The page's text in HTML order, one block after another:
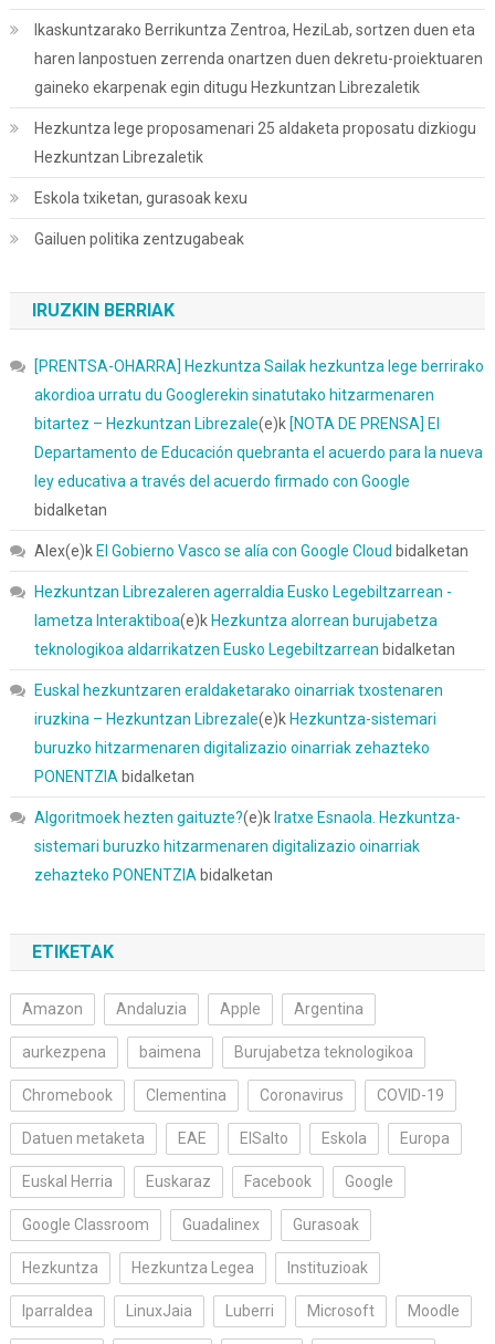
Ikaskuntzarako Berrikuntza Zentroa, HeziLab, sortzen duen eta
haren lanpostuen zerrenda onartzen duen dekretu-proiektuaren
gaineko ekarpenak egin ditugu Hezkuntzan Librezaletik
Hezkuntza lege proposamenari 25 aldaketa proposatu dizkiogu
Hezkuntzan Librezaletik
Eskola txiketan, gurasoak kexu
Gailuen politika zentzugabeak
IRUZKIN BERRIAK
[PRENTSA-OHARRA] Hezkuntza Sailak hezkuntza lege berrirako
akordioa urratu du Googlerekin sinatutako hitzarmenaren
bitartez – Hezkuntzan Librezale(e)k [NOTA DE PRENSA] El
Departamento de Educación quebranta el acuerdo para la nueva
ley educativa a través del acuerdo firmado con Google
bidalketan
Alex(e)k El Gobierno Vasco se alía con Google Cloud bidalketan
Hezkuntzan Librezaleren agerraldia Eusko Legebiltzarrean -
Iametza Interaktiboa(e)k Hezkuntza alorrean burujabetza
teknologikoa aldarrikatzen Eusko Legebiltzarrean bidalketan
Euskal hezkuntzaren eraldaketarako oinarriak txostenaren
iruzkina – Hezkuntzan Librezale(e)k Hezkuntza-sistemari
buruzko hitzarmenaren digitalizazio oinarriak zehazteko
PONENTZIAbidalketan
Algoritmoek hezten gaituzte?(e)k Iratxe Esnaola. Hezkuntza-
sistemari buruzko hitzarmenaren digitalizazio oinarriak
zehazteko PONENTZIAbidalketan
ETIKETAK
Amazon Andaluzia Apple Argentina
aurkezpena baimena Burujabetza teknologikoa
Chromebook Clementina Coronavirus COVID-19
Datuen metaketa EAE ElSalto Eskola Europa
Euskal Herria Euskaraz Facebook Google
Google Classroom Guadalinex Gurasoak
Hezkuntza Hezkuntza Legea Instituzioak
Iparraldea LinuxJaia Luberri Microsoft Moodle